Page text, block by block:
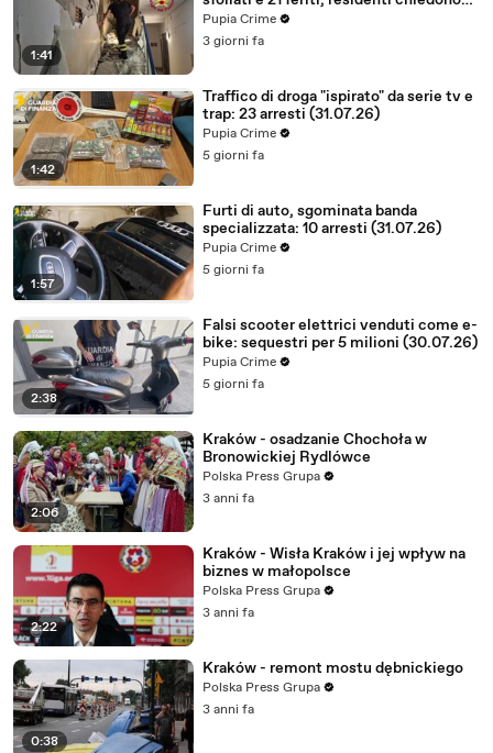
1:41
certezze sul futuro (01.08.26)
Pupia Crime
3 giorni fa
1:42
Traffico di droga "ispirato" da serie tv e
trap: 23 arresti (31.07.26)
Pupia Crime
5 giorni fa
1:57
Furti di auto, sgominata banda
specializzata: 10 arresti (31.07.26)
Pupia Crime
5 giorni fa
2:38
Falsi scooter elettrici venduti come e-
bike: sequestri per 5 milioni (30.07.26)
Pupia Crime
5 giorni fa
2:06
Kraków - osadzanie Chochoła w
Bronowickiej Rydlówce
Polska Press Grupa
3 anni fa
2:22
Kraków - Wisła Kraków i jej wpływ na
biznes w małopolsce
Polska Press Grupa
3 anni fa
0:38
Kraków - remont mostu dębnickiego
Polska Press Grupa
3 anni fa